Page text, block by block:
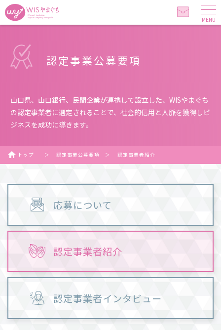
認定事業公募要項
山口県、山口銀行、民間企業が連携して設立した、WISやまぐち
の認定事業者に選定されることで、社会的信用と人脈を獲得しビ
ジネスを成功に導きます。
トップ ＞ 認定事業公募要項 ＞ 認定事業者紹介
応募について
認定事業者紹介
認定事業者インタビュー
MENU